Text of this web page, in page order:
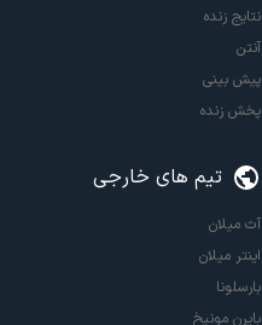
نتایج زنده
آنتن
پیش بینی
پخش زنده
تیم های خارجی
آث میلان
اینتر میلان
بارسلونا
بایرن مونیخ